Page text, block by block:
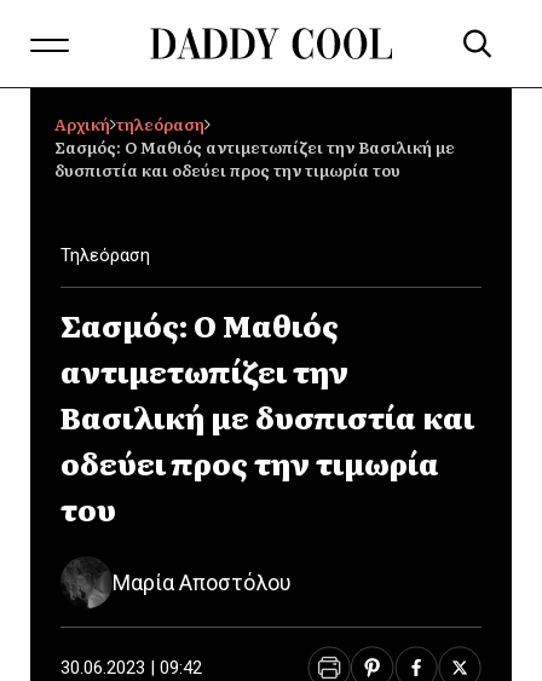
Αρχική τηλεόραση
Σασμός: Ο Μαθιός αντιμετωπίζει την Βασιλική με
δυσπιστία και οδεύει προς την τιμωρία του
Τηλεόραση
Σασμός: Ο Μαθιός
αντιμετωπίζει την
Βασιλική με δυσπιστία και
οδεύει προς την τιμωρία
του
Μαρία Αποστόλου
30.06.2023 | 09:42